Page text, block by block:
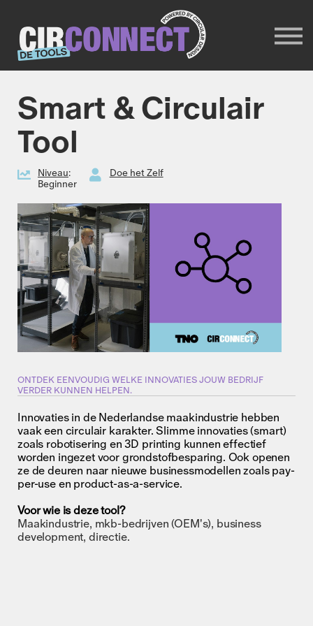
Trainers
Circonnect website
INLOGGEN
Meld je aan
Smart & Circulair
Tool
Niveau:
Beginner
Doe het Zelf
ONTDEK EENVOUDIG WELKE INNOVATIES JOUW BEDRIJF
VERDER KUNNEN HELPEN.
Innovaties in de Nederlandse maakindustrie hebben
vaak een circulair karakter. Slimme innovaties (smart)
zoals robotisering en 3D printing kunnen effectief
worden ingezet voor grondstofbesparing. Ook openen
ze de deuren naar nieuwe businessmodellen zoals pay-
per-use en product-as-a-service.
Voor wie is deze tool?
Maakindustrie, mkb-bedrijven (OEM's), business
development, directie.